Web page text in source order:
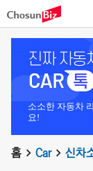
소소한 자동차
요!
홈 Car 신차